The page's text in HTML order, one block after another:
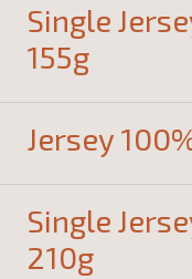
Single
155g
Jersey
Single
210g